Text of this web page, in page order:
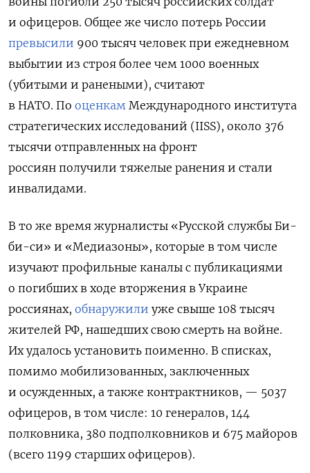
и офицеров. Общее же число потерь России
превысили 900 тысяч человек при ежедневном
выбытии из строя более чем 1000 военных
(убитыми и ранеными), считают
в НАТО. По оценкам Международного института
стратегических исследований (IISS), около 376
тысячи отправленных на фронт
россиян получили тяжелые ранения и стали
инвалидами.
В то же время журналисты «Русской службы Би-
би-си» и «Медиазоны», которые в том числе
изучают профильные каналы с публикациями
о погибших в ходе вторжения в Украине
россиянах, обнаружили уже свыше 108 тысяч
жителей РФ, нашедших свою смерть на войне.
Их удалось установить поименно. В списках,
помимо мобилизованных, заключенных
и осужденных, а также контрактников, — 5037
офицеров, в том числе: 10 генералов, 144
полковника, 380 подполковников и 675 майоров
(всего 1199 старших офицеров).